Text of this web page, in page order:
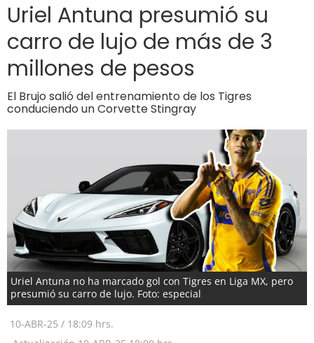
Uriel Antuna presumió su
carro de lujo de más de 3
millones de pesos
El Brujo salió del entrenamiento de los Tigres
conduciendo un Corvette Stingray
Uriel Antuna no ha marcado gol con Tigres en Liga MX, pero
presumió su carro de lujo. Foto: especial
10-ABR-25 / 18:09 hrs.